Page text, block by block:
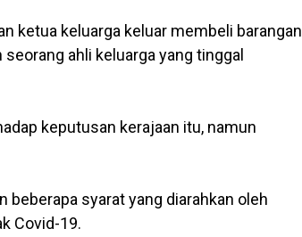
ketua keluarga keluar membeli barangan
ahli keluarga yang tinggal
keputusan kerajaan itu, namun
beberapa syarat yang diarahkan oleh
Covid-19.